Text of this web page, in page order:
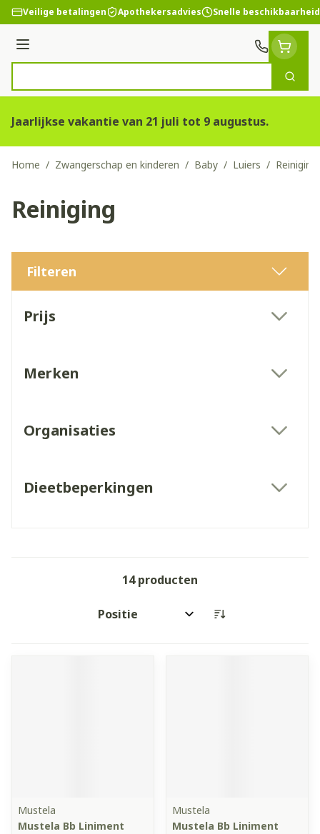
Ga naar de inhoud
Veilige betalingen Apothekersadvies Snelle beschikbaarheid
Menu
Zoek
Jaarlijkse vakantie van 21 juli tot 9 augustus.
Home / Zwangerschap en kinderen / Baby / Luiers / Reiniging
Reiniging
Filteren
Prijs
Merken
Organisaties
Dieetbeperkingen
14producten
Sorteer op:
Mustela
Mustela Bb Liniment
Mustela
Mustela Bb Liniment